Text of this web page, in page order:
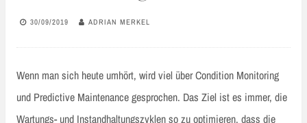
30/09/2019 ADRIAN MERKEL
Wenn man sich heute umhört, wird viel über Condition Monitoring
und Predictive Maintenance gesprochen. Das Ziel ist es immer, die
Wartungs- und Instandhaltungszyklen so zu optimieren, dass die